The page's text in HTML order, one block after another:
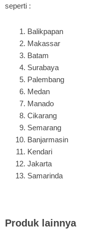
seperti :
Balikpapan
Makassar
Batam
Surabaya
Palembang
Medan
Manado
Cikarang
Semarang
Banjarmasin
Kendari
Jakarta
Samarinda
Produk lainnya